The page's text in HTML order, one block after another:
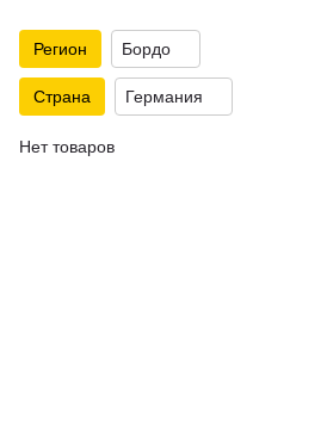
Регион Бордо
Страна Германия
Нет товаров